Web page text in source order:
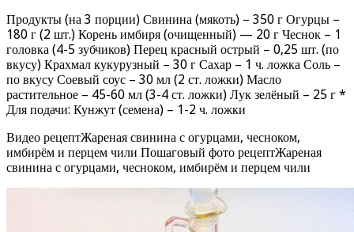
Продукты (на 3 порции) Свинина (мякоть) – 350 г Огурцы –
180 г (2 шт.) Корень имбиря (очищенный) — 20 г Чеснок – 1
головка (4-5 зубчиков) Перец красный острый – 0,25 шт. (по
вкусу) Крахмал кукурузный – 30 г Сахар – 1 ч. ложка Соль –
по вкусу Соевый соус – 30 мл (2 ст. ложки) Масло
растительное – 45-60 мл (3-4 ст. ложки) Лук зелёный – 25 г *
Для подачи: Кунжут (семена) – 1-2 ч. ложки
Видео рецептЖареная свинина с огурцами, чесноком,
имбирём и перцем чили Пошаговый фото рецептЖареная
свинина с огурцами, чесноком, имбирём и перцем чили